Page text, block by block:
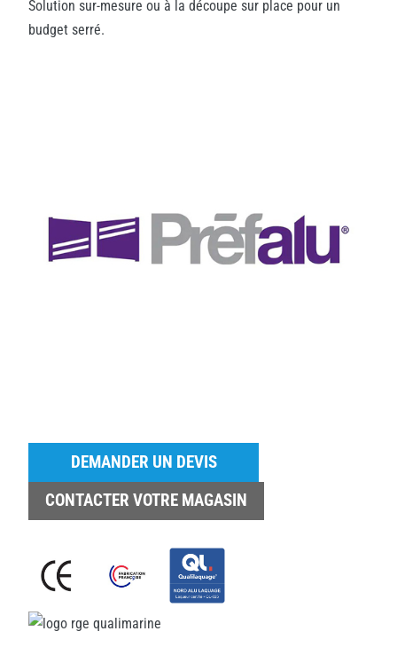
Solution sur-mesure ou à la découpe sur place pour un
budget serré.
DEMANDER UN DEVIS
CONTACTER VOTRE MAGASIN